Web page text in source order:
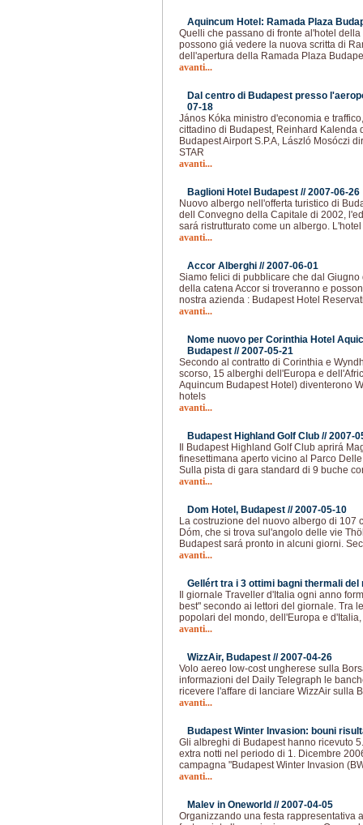
Aquincum Hotel: Ramada Plaza
Quelli che passano di fronte al'hotel
possono giá vedere la nuova scritta di
dell'apertura della Ramada Plaza
avanti...
Dal centro di Budapest presso
07-18
János Kóka ministro d'economia e
cittadino di Budapest, Reinhard Kalenda
Budapest Airport S.P.A, László Mosóczi
STAR
avanti...
Baglioni Hotel Budapest //2007-06-26
Nuovo albergo nell'offerta turistico di
dell Convegno della Capitale di 2002,
sará ristrutturato come un albergo.
avanti...
Accor Alberghi //2007-06-01
Siamo felici di pubblicare che dal
della catena Accor si troveranno e
nostra azienda : Budapest Hotel
avanti...
Nome nuovo per Corinthia Hotel
Budapest //2007-05-21
Secondo al contratto di Corinthia e
scorso, 15 alberghi dell'Europa e
Aquincum Budapest Hotel) diventerono
hotels
avanti...
Budapest Highland Golf Club //2007-
Il Budapest Highland Golf Club aprirá
finesettimana aperto vicino al Parco
Sulla pista di gara standard di 9 buche
avanti...
Dom Hotel, Budapest //2007-05-10
La costruzione del nuovo albergo di 107
Dóm, che si trova sul'angolo delle vie
Budapest sará pronto in alcuni giorni.
avanti...
Gellért tra i 3 ottimi bagni thermali del
Il giornale Traveller d'Italia ogni anno
best" secondo ai lettori del giornale. Tra
popolari del mondo, dell'Europa e
avanti...
WizzAir, Budapest //2007-04-26
Volo aereo low-cost ungherese sulla
informazioni del Daily Telegraph le
ricevere l'affare di lanciare WizzAir sulla
avanti...
Budapest Winter Invasion: bouni
Gli albreghi di Budapest hanno ricevuto
extra notti nel periodo di 1. Dicembre
campagna "Budapest Winter Invasion
avanti...
Malev in Oneworld //2007-04-05
Organizzando una festa rappresentativa